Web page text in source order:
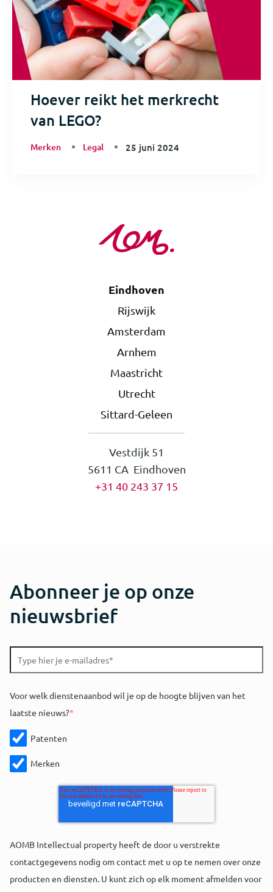
Hoever reikt het merkrecht
van LEGO?
Merken Legal 25 juni 2024
Eindhoven
Rijswijk
Amsterdam
Arnhem
Maastricht
Utrecht
Sittard-Geleen
Vestdijk 51
5611 CA Eindhoven
+31 40 243 37 15
Abonneer je op onze
nieuwsbrief
Voor welk dienstenaanbod wil je op de hoogte blijven van het
laatste nieuws?*
Patenten
Merken
AOMB Intellectual property heeft de door u verstrekte
contactgegevens nodig om contact met u op te nemen over onze
producten en diensten. U kunt zich op elk moment afmelden voor